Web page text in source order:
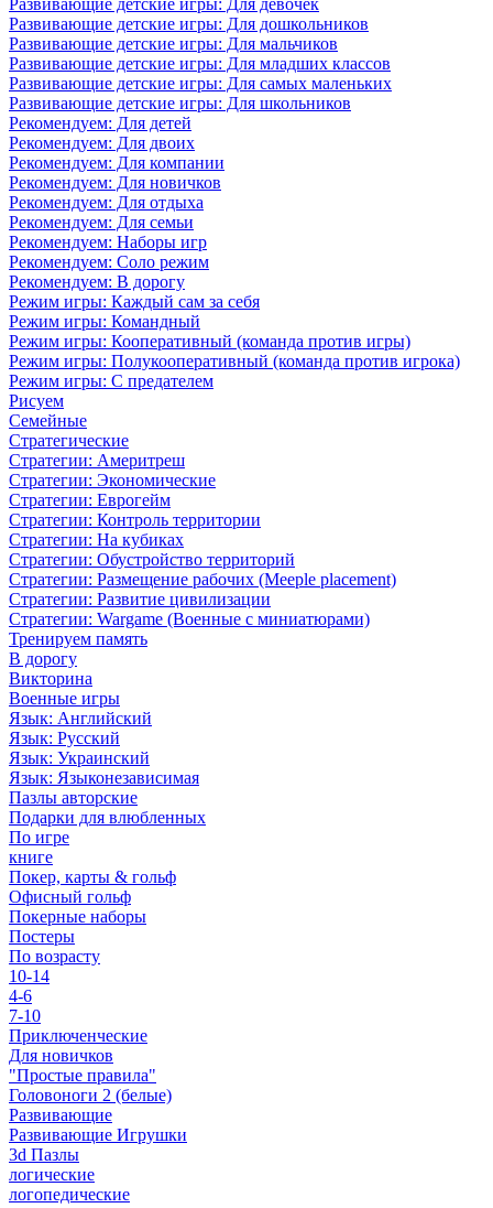
Развивающие детские игры: Для девочек
Развивающие детские игры: Для дошкольников
Развивающие детские игры: Для мальчиков
Развивающие детские игры: Для младших классов
Развивающие детские игры: Для самых маленьких
Развивающие детские игры: Для школьников
Рекомендуем: Для детей
Рекомендуем: Для двоих
Рекомендуем: Для компании
Рекомендуем: Для новичков
Рекомендуем: Для отдыха
Рекомендуем: Для семьи
Рекомендуем: Наборы игр
Рекомендуем: Соло режим
Рекомендуем: В дорогу
Режим игры: Каждый сам за себя
Режим игры: Командный
Режим игры: Кооперативный (команда против игры)
Режим игры: Полукооперативный (команда против игрока)
Режим игры: С предателем
Рисуем
Семейные
Стратегические
Стратегии: Америтреш
Стратегии: Экономические
Стратегии: Еврогейм
Стратегии: Контроль территории
Стратегии: На кубиках
Стратегии: Обустройство территорий
Стратегии: Размещение рабочих (Meeple placement)
Стратегии: Развитие цивилизации
Стратегии: Wargame (Военные с миниатюрами)
Тренируем память
В дорогу
Викторина
Военные игры
Язык: Английский
Язык: Русский
Язык: Украинский
Язык: Языконезависимая
Пазлы авторские
Подарки для влюбленных
По игре
книге
Покер, карты & гольф
Офисный гольф
Покерные наборы
Постеры
По возрасту
10-14
4-6
7-10
Приключенческие
Для новичков
"Простые правила"
Головоноги 2 (белые)
Развивающие
Развивающие Игрушки
3d Пазлы
логические
логопедические